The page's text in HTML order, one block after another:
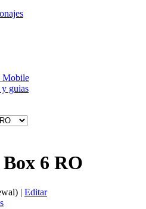
Mobile
guias
6 RO
| Editar